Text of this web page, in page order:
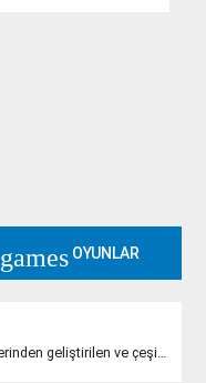
games OYUNLAR
Java Sanal Makinesi, Java üzerinden geliştirilen ve çeşitli uygulamaları ça..